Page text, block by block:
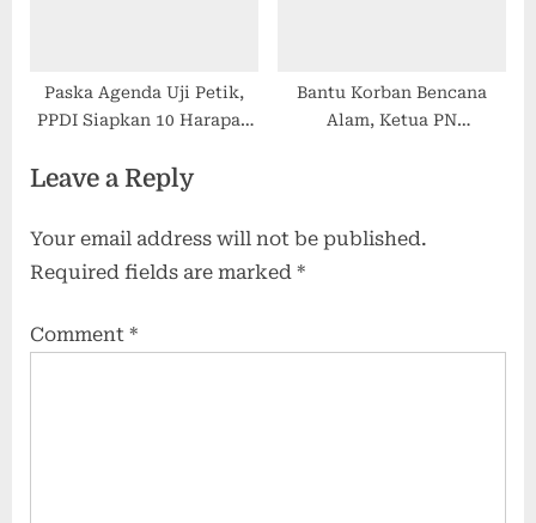
Paska Agenda Uji Petik,
PPDI Siapkan 10 Harapan
Revisi PP – Puskominfo
Bantu Korban Bencana
Alam, Ketua PN
Leave a Reply
Your email address will not be published.
Required fields are marked *
Comment *